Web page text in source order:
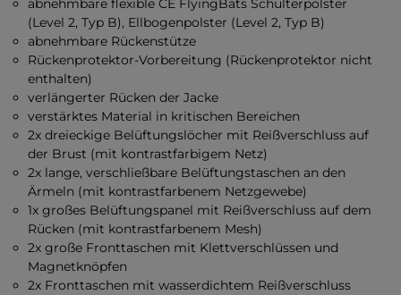
abnehmbare flexible CE FlyingBats Schulterpolster
(Level 2, Typ B), Ellbogenpolster (Level 2, Typ B)
abnehmbare Rückenstütze
Rückenprotektor-Vorbereitung (Rückenprotektor nicht
enthalten)
verlängerter Rücken der Jacke
verstärktes Material in kritischen Bereichen
2x dreieckige Belüftungslöcher mit Reißverschluss auf
der Brust (mit kontrastfarbigem Netz)
2x lange, verschließbare Belüftungstaschen an den
Ärmeln (mit kontrastfarbenem Netzgewebe)
1x großes Belüftungspanel mit Reißverschluss auf dem
Rücken (mit kontrastfarbenem Mesh)
2x große Fronttaschen mit Klettverschlüssen und
Magnetknöpfen
2x Fronttaschen mit wasserdichtem Reißverschluss